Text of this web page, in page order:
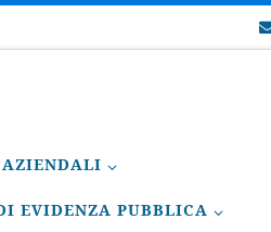
AZIENDALI
EVIDENZA PUBBLICA